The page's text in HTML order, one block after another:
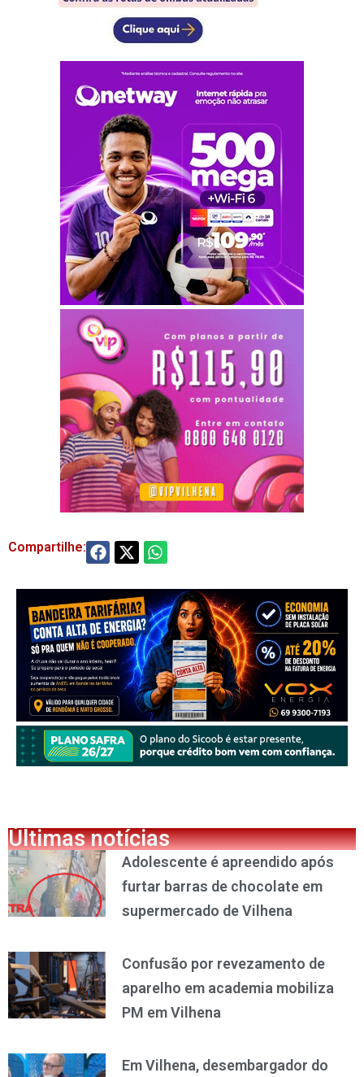
Compartilhe:
Últimas notícias
Adolescente é apreendido após
furtar barras de chocolate em
supermercado de Vilhena
Confusão por revezamento de
aparelho em academia mobiliza
PM em Vilhena
Em Vilhena, desembargador do